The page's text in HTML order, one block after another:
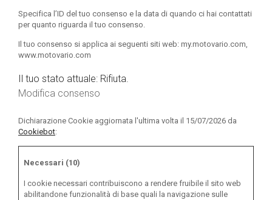
Specifica l’ID del tuo consenso e la data di quando ci hai contattati
per quanto riguarda il tuo consenso.
Il tuo consenso si applica ai seguenti siti web: my.motovario.com,
www.motovario.com
Il tuo stato attuale: Rifiuta.
Modifica consenso
Dichiarazione Cookie aggiornata l'ultima volta il 15/07/2026 da
Cookiebot:
Necessari (10)
I cookie necessari contribuiscono a rendere fruibile il sito web
abilitandone funzionalità di base quali la navigazione sulle